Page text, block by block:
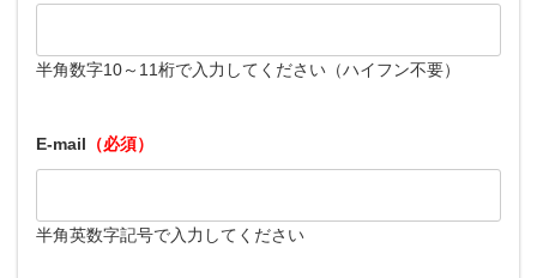
半角数字10～11桁で入力してください（ハイフン不要）
E-mail （必須）
半角英数字記号で入力してください